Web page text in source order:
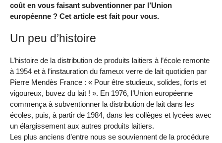
coût en vous faisant subventionner par l’Union
européenne ? Cet article est fait pour vous.
Un peu d’histoire
L’histoire de la distribution de produits laitiers à l’école remonte
à 1954 et à l’instauration du fameux verre de lait quotidien par
Pierre Mendès France : « Pour être studieux, solides, forts et
vigoureux, buvez du lait ! ». En 1976, l’Union européenne
commença à subventionner la distribution de lait dans les
écoles, puis, à partir de 1984, dans les collèges et lycées avec
un élargissement aux autres produits laitiers.
Les plus anciens d’entre nous se souviennent de la procédure